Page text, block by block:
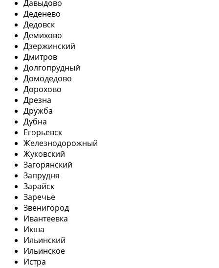
Давыдово
Деденево
Дедовск
Демихово
Дзержинский
Дмитров
Долгопрудный
Домодедово
Дорохово
Дрезна
Дружба
Дубна
Егорьевск
Железнодорожный
Жуковский
Загорянский
Запрудня
Зарайск
Заречье
Звенигород
Ивантеевка
Икша
Ильинский
Ильинское
Истра